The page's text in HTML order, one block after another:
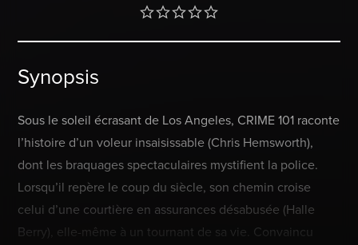
Synopsis
Sous le soleil écrasant de Los Angeles, CRIME 101 raconte
l’histoire d’un voleur insaisissable (Chris Hemsworth),
dont les braquages spectaculaires mystifient la police.
Lorsqu’il repère le coup du siècle, son chemin croise
celui d’une courtière en assurances désabusée (Halle
Berry), elle-même à un tournant de sa vie. Convaincu